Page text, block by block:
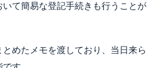
て簡易な登記手続きも行うことが
めたメモを渡しており、当日来ら